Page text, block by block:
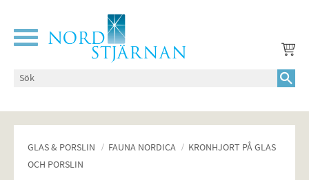
Meny
GLAS & PORSLIN FAUNA NORDICA
KRONHJORT PÅ GLAS
OCH PORSLIN